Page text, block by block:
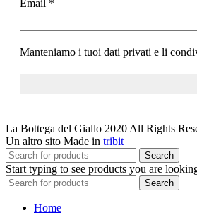
Email *
Manteniamo i tuoi dati privati e li
La Bottega del Giallo 2020 All Rights
Un altro sito Made in tribit
Search
Start typing to see products you are
Search
Home